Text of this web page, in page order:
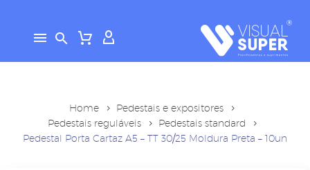
Home
Pedestais e expositores
Pedestais reguláveis
Pedestais standard
Pedestal Porta Cartaz A5 – TT 30/25 Moldura Preta – 10un